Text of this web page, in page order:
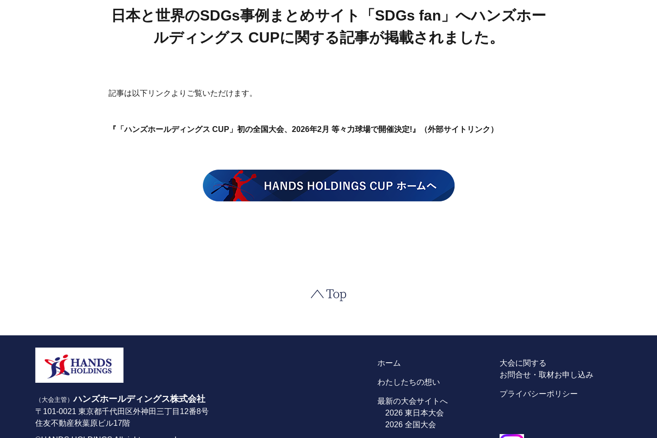
日本と世界のSDGs事例まとめサイト「SDGs fan」へハンズホー
ルディングス CUPに関する記事が掲載されました。
記事は以下リンクよりご覧いただけます。
『「ハンズホールディングス CUP」初の全国大会、2026年2月 等々力球場で開催決定!』（外部サイトリンク）
（大会主管）ハンズホールディングス株式会社
〒101-0021 東京都千代田区外神田三丁目12番8号
住友不動産秋葉原ビル17階
ホーム
わたしたちの想い
最新の大会サイトへ
2026 東日本大会
2026 全国大会
大会に関する
お問合せ・取材お申し込み
プライバシーポリシー